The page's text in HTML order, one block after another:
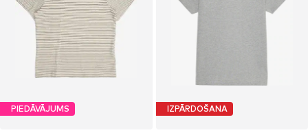
PIEDĀVĀJUMS IZPĀRDOŠANA